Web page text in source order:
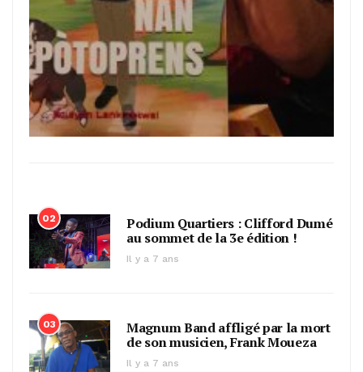
02
Podium Quartiers : Clifford Dumé
au sommet de la 3e édition !
Il y a 7 ans
03
Magnum Band affligé par la mort
de son musicien, Frank Moueza
Il y a 7 ans